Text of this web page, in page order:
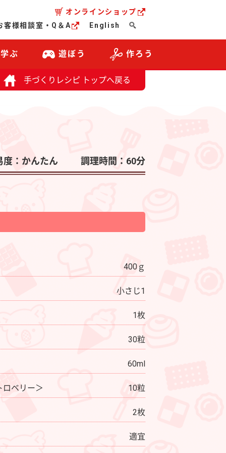
オンラインショップ
客様相談室・Q＆A
English
ぶ 遊ぼう 作ろう
手づくりレシピ トップへ戻る
度：かんたん 調理時間：60分
400ｇ
小さじ1
1枚
30粒
60ml
ロベリー＞ 10粒
2枚
適宜